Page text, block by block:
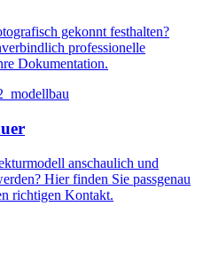
gekonnt festhalten?
professionelle
Dokumentation.
anschaulich und
Hier finden Sie passgenau
richtigen Kontakt.